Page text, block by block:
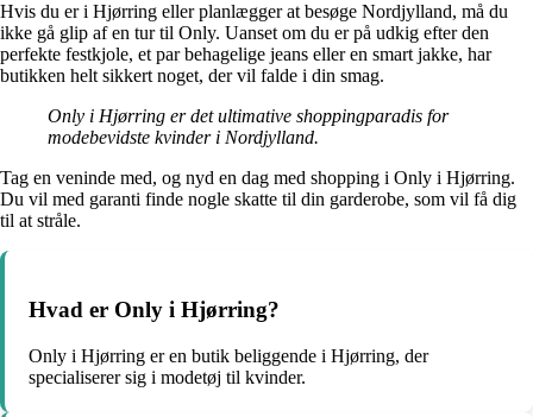
Hvis du er i Hjørring eller planlægger at besøge Nordjylland, må du
ikke gå glip af en tur til Only. Uanset om du er på udkig efter den
perfekte festkjole, et par behagelige jeans eller en smart jakke, har
butikken helt sikkert noget, der vil falde i din smag.
Only i Hjørring er det ultimative shoppingparadis for
modebevidste kvinder i Nordjylland.
Tag en veninde med, og nyd en dag med shopping i Only i Hjørring.
Du vil med garanti finde nogle skatte til din garderobe, som vil få dig
til at stråle.
Hvad er Only i Hjørring?
Only i Hjørring er en butik beliggende i Hjørring, der
specialiserer sig i modetøj til kvinder.